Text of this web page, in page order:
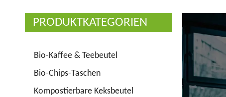
PRODUKTKATEGORIEN
Bio-Kaffee & Teebeutel
Bio-Chips-Taschen
Kompostierbare Keksbeutel